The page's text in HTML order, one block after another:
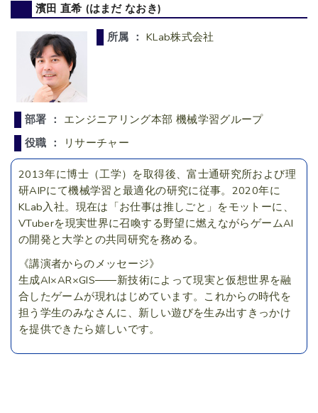
濱田 直希 (はまだ なおき)
所属 ： KLab株式会社
部署 ： エンジニアリング本部 機械学習グループ
役職 ：
リサーチャー
2013年に博士（工学）を取得後、富士通研究所および理
研AIPにて機械学習と最適化の研究に従事。2020年に
KLab入社。現在は「お仕事は推しごと」をモットーに、
VTuberを現実世界に召喚する野望に燃えながらゲームAI
の開発と大学との共同研究を務める。
《講演者からのメッセージ》
生成AI×AR×GIS――新技術によって現実と仮想世界を融
合したゲームが現れはじめています。これからの時代を
担う学生のみなさんに、新しい遊びを生み出すきっかけ
を提供できたら嬉しいです。